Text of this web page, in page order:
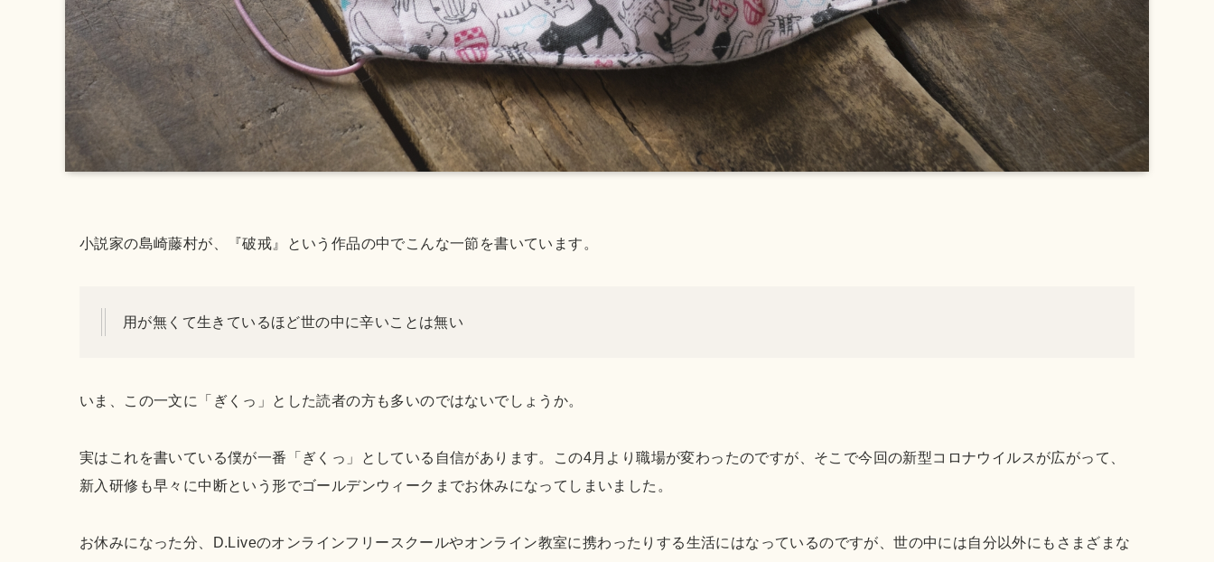
小説家の島崎藤村が、『破戒』という作品の中でこんな一節を書いています。
用が無くて生きているほど世の中に辛いことは無い
いま、この一文に「ぎくっ」とした読者の方も多いのではないでしょうか。
実はこれを書いている僕が一番「ぎくっ」としている自信があります。この4月より職場が変わったのですが、そこで今回の新型コロナウイルスが広がって、
新入研修も早々に中断という形でゴールデンウィークまでお休みになってしまいました。
お休みになった分、D.Liveのオンラインフリースクールやオンライン教室に携わったりする生活にはなっているのですが、世の中には自分以外にもさまざまな